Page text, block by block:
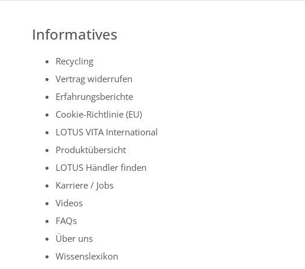
Informatives
Recycling
Vertrag widerrufen
Erfahrungsberichte
Cookie-Richtlinie (EU)
LOTUS VITA International
Produktübersicht
LOTUS Händler finden
Karriere / Jobs
Videos
FAQs
Über uns
Wissenslexikon